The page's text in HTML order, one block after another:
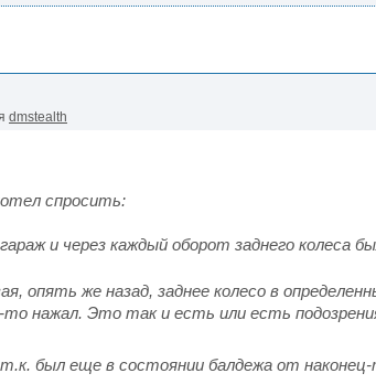
dmstealth
спросить:
гараж и через каждый оборот заднего
опять же назад, заднее колесо в
нажал. Это так и есть или есть
был еще в состоянии балдежа от